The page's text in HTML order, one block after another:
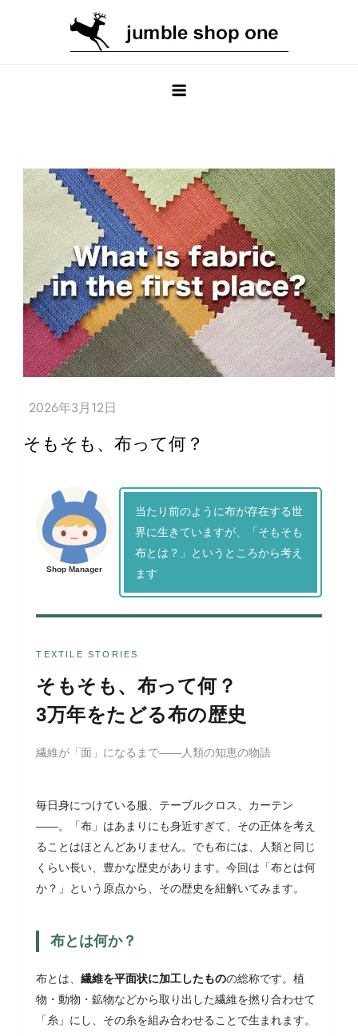
ログ
そもそも、布って何？
Shop Manager
当たり前のように布が存在する世
界に生きていますが、「そもそも
布とは？」というところから考え
ます
TEXTILE STORIES
そもそも、布って何？
3万年をたどる布の歴史
繊維が「面」になるまで——人類の知恵の物語
毎日身につけている服、テーブルクロス、カーテン
——。「布」はあまりにも身近すぎて、その正体を考え
ることはほとんどありません。でも布には、人類と同じ
くらい長い、豊かな歴史があります。今回は「布とは何
か？」という原点から、その歴史を紐解いてみます。
布とは何か？
布とは、繊維を平面状に加工したものの総称です。植
物・動物・鉱物などから取り出した繊維を撚り合わせて
「糸」にし、その糸を組み合わせることで生まれます。